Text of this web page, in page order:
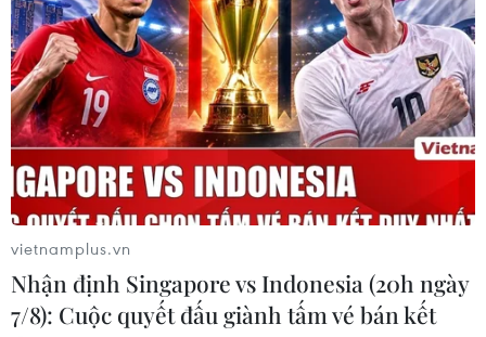
#Hội chợ việc làm
TP. Hà Nội Nhật Bản
vietnamplus.vn
Nhận định Singapore vs Indonesia (20h ngày
7/8): Cuộc quyết đấu giành tấm vé bán kết